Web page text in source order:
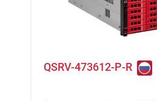
QSRV-473612-P-R